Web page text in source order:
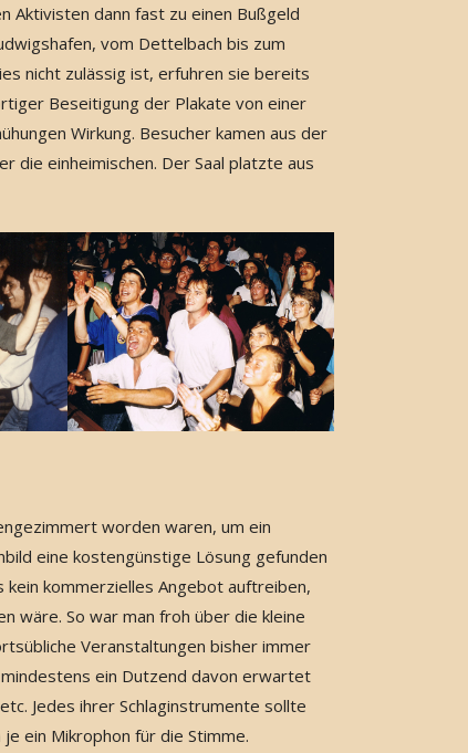
Aktivisten dann fast zu einen Bußgeld
vom Dettelbach bis zum
nicht zulässig ist, erfuhren sie bereits
Beseitigung der Plakate von einer
Wirkung. Besucher kamen aus der
die einheimischen. Der Saal platzte aus
worden waren, um ein
eine kostengünstige Lösung gefunden
kein kommerzielles Angebot auftreiben,
wäre. So war man froh über die kleine
Veranstaltungen bisher immer
ein Dutzend davon erwartet
Jedes ihrer Schlaginstrumente sollte
ein Mikrophon für die Stimme.